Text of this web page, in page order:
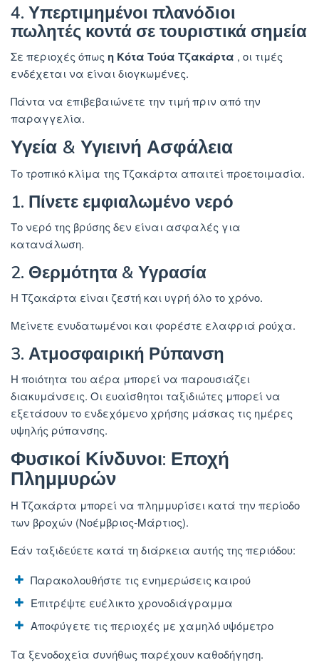
4. Υπερτιμημένοι πλανόδιοι
πωλητές κοντά σε τουριστικά σημεία
Σε περιοχές όπως η Κότα Τούα Τζακάρτα , οι τιμές
ενδέχεται να είναι διογκωμένες.
Πάντα να επιβεβαιώνετε την τιμή πριν από την
παραγγελία.
Υγεία & Υγιεινή Ασφάλεια
Το τροπικό κλίμα της Τζακάρτα απαιτεί προετοιμασία.
1. Πίνετε εμφιαλωμένο νερό
Το νερό της βρύσης δεν είναι ασφαλές για
κατανάλωση.
2. Θερμότητα & Υγρασία
Η Τζακάρτα είναι ζεστή και υγρή όλο το χρόνο.
Μείνετε ενυδατωμένοι και φορέστε ελαφριά ρούχα.
3. Ατμοσφαιρική Ρύπανση
Η ποιότητα του αέρα μπορεί να παρουσιάζει
διακυμάνσεις. Οι ευαίσθητοι ταξιδιώτες μπορεί να
εξετάσουν το ενδεχόμενο χρήσης μάσκας τις ημέρες
υψηλής ρύπανσης.
Φυσικοί Κίνδυνοι: Εποχή
Πλημμυρών
Η Τζακάρτα μπορεί να πλημμυρίσει κατά την περίοδο
των βροχών (Νοέμβριος-Μάρτιος).
Εάν ταξιδεύετε κατά τη διάρκεια αυτής της περιόδου:
Παρακολουθήστε τις ενημερώσεις καιρού
Επιτρέψτε ευέλικτο χρονοδιάγραμμα
Αποφύγετε τις περιοχές με χαμηλό υψόμετρο
Τα ξενοδοχεία συνήθως παρέχουν καθοδήγηση.